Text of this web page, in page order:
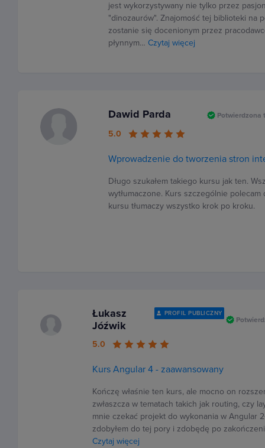
jest wykorzystywany nie tylko przez
"dinozaurów". Znajomość tej biblioteki na
zostanie się docenionym przez
płynnym…Czytaj więcej
Dawid Parda Potwierdzona
5.0
Wprowadzenie do tworzenia stron
Długo szukałem takiego kursu jak ten.
wytłumaczone. Kurs szczególnie
kursu tłumaczy wszystko krok po kroku.
Łukasz
Jóźwik
PROFIL PUBLICZNY
5.0
Kurs Angular 4 - zaawansowany
Kończę właśnie ten kurs, ale mocno on
zwłaszcza w tematach takich jak routing, czy
mnie czekać projekt do wykonania w Angular
zdobyłem do tej pory i zdobędę po
Czytaj więcej